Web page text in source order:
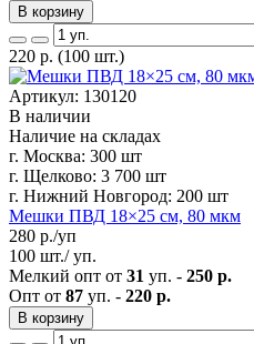
В корзину
220 р. (100 шт.)
Артикул: 130120
В наличии
Наличие на складах
г. Москва: 300 шт
г. Щелково: 3 700 шт
г. Нижний Новгород: 200 шт
Мешки ПВД 18×25 см, 80 мкм
280 р./уп
100 шт./ уп.
Мелкий опт от 31 уп. - 250 р.
Опт от 87 уп. - 220 р.
В корзину